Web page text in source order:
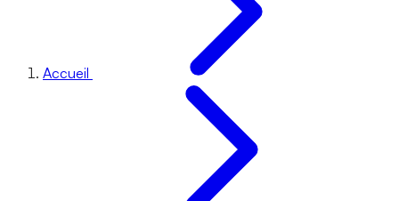
Accueil